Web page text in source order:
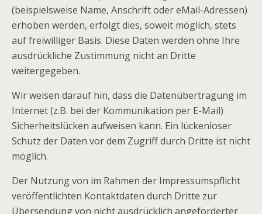
(beispielsweise Name, Anschrift oder eMail-Adressen)
erhoben werden, erfolgt dies, soweit möglich, stets
auf freiwilliger Basis. Diese Daten werden ohne Ihre
ausdrückliche Zustimmung nicht an Dritte
weitergegeben.
Wir weisen darauf hin, dass die Datenübertragung im
Internet (z.B. bei der Kommunikation per E-Mail)
Sicherheitslücken aufweisen kann. Ein lückenloser
Schutz der Daten vor dem Zugriff durch Dritte ist nicht
möglich.
Der Nutzung von im Rahmen der Impressumspflicht
veröffentlichten Kontaktdaten durch Dritte zur
Übersendung von nicht ausdrücklich angeforderter